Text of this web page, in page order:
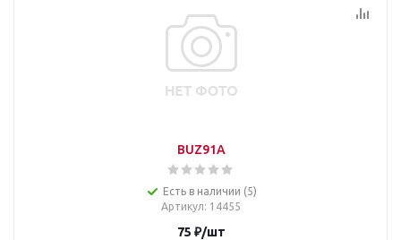
BUZ91A
Есть в наличии (5)
Артикул: 14455
75 ₽/шт